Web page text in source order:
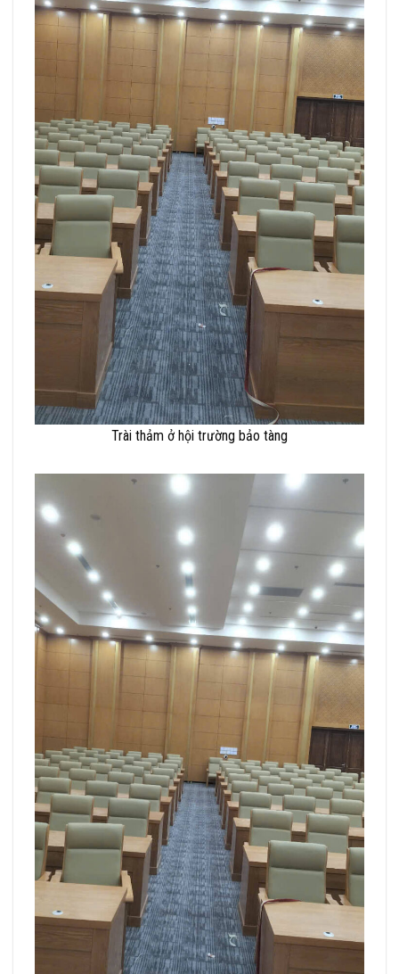
Trài thảm ở hội trường bảo tàng